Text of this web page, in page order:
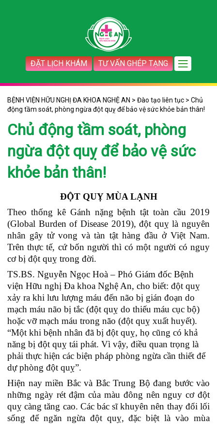
ĐẶT LỊCH KHÁM TƯ VẤN GHÉP TẠNG
BỆNH VIỆN HỮU NGHỊ ĐA KHOA NGHỆ AN > Đào tạo liên tục > Chủ
động tầm soát, phòng ngừa đột quỵ để bảo vệ sức khỏe bản thân!
Chủ động tầm soát, phòng
ngừa đột quỵ để bảo vệ sức
khỏe bản thân!
ĐỘTQUỴ MÙA LẠNH
Theo thống kê Gánh nặng bệnh tật toàn cầu 2019
(Global Burden of Disease 2019), đột quỵ là nguyên
nhân gây tử vong và tàn tật hàng đầu ở Việt Nam.
Trên thực tế, cứ bốn người thì có một người có nguy
cơ bị đột quỵ trong đời.
TS.BS. Nguyễn Ngọc Hoà – Phó Giám đốc Bệnh
viện Hữu nghị Đa khoa Nghệ An, cho biết: đột quỵ
xảy ra khi lưu lượng máu đến não bị gián đoạn do
mạch máu não bị tắc (đột quỵ do thiếu máu cục bộ)
hoặc vỡ mạch máu trong não (đột quỵ xuất huyết).
“Một khi bệnh nhân đã bị đột quỵ, họ cũng có khả
năng bị đột quỵ tái phát. Vì vậy, điều quan trọng là
phải thực hiện các biện pháp phòng ngừa cần thiết để
dự phòng đột quỵ”.
Hiện nay miền Bắc và Bắc Trung Bộ đang bước vào
những ngày rét đậm của màu đông nên nguy cơ đột
quỵ càng tăng cao. Các bác sĩ khuyên nên thay đổi lối
sống để ngăn ngừa đột quỵ, đặc biệt là vào mùa